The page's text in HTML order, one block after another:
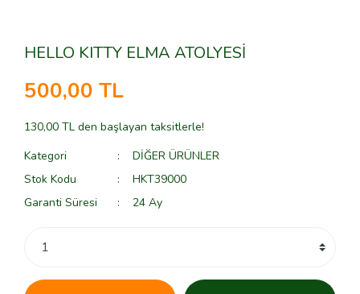
HELLO KITTY ELMA ATOLYESİ
500,00 TL
130,00 TL den başlayan taksitlerle!
Kategori
DİĞER ÜRÜNLER
Stok Kodu
HKT39000
Garanti Süresi
24 Ay